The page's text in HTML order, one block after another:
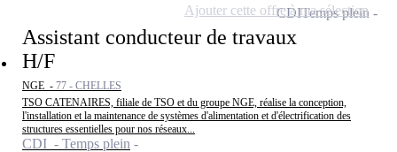
Assistant conducteur de travaux
H/F
NGE - 77 - CHELLES
TSO CATENAIRES, filiale de TSO et du groupe NGE, réalise la conception,
l'installation et la maintenance de systèmes d'alimentation et d'électrification des
structures essentielles pour nos réseaux...
CDI - Temps plein
CDITemps plein
Ajouter cette offre à ma sélection